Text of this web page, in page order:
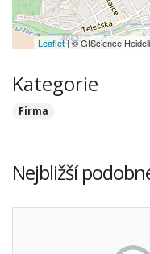
Leaflet| © GIScience
Kategorie
Firma
Nejbližší